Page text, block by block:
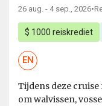
26 aug. - 4 sep., 2026•
$ 1000 reiskrediet
EN
Tijdens deze
om walvissen,